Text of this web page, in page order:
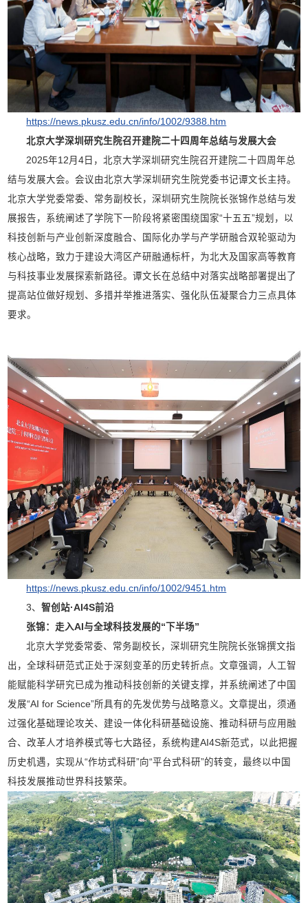
https://news.pkusz.edu.cn/info/1002/9388.htm
北京大学深圳研究生院召开建院二十四周年总结与发展大会
2025年12月4日，北京大学深圳研究生院召开建院二十四周年总
结与发展大会。会议由北京大学深圳研究生院党委书记谭文长主持。
北京大学党委常委、常务副校长，深圳研究生院院长张锦作总结与发
展报告，系统阐述了学院下一阶段将紧密围绕国家“十五五”规划，以
科技创新与产业创新深度融合、国际化办学与产学研融合双轮驱动为
核心战略，致力于建设大湾区产研融通标杆，为北大及国家高等教育
与科技事业发展探索新路径。谭文长在总结中对落实战略部署提出了
提高站位做好规划、多措并举推进落实、强化队伍凝聚合力三点具体
要求。
https://news.pkusz.edu.cn/info/1002/9451.htm
3、智创站·AI4S前沿
张锦：走入AI与全球科技发展的“下半场”
北京大学党委常委、常务副校长，深圳研究生院院长张锦撰文指
出，全球科研范式正处于深刻变革的历史转折点。文章强调，人工智
能赋能科学研究已成为推动科技创新的关键支撑，并系统阐述了中国
发展“AI for Science”所具有的先发优势与战略意义。文章提出，须通
过强化基础理论攻关、建设一体化科研基础设施、推动科研与应用融
合、改革人才培养模式等七大路径，系统构建AI4S新范式，以此把握
历史机遇，实现从“作坊式科研”向“平台式科研”的转变，最终以中国
科技发展推动世界科技繁荣。